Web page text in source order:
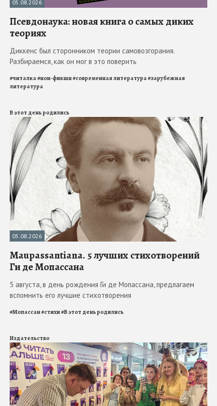
05.08.2026
Псевдонаука: новая книга о самых диких
теориях
Диккенс был сторонником теории самовозгорания.
Разбираемся, как он мог в это поверить
#читалка#нон-фикшн#современная литература#зарубежная
литература
В этот день родились
05.08.2026
Maupassantiana. 5 лучших стихотворений
Ги де Мопассана
5 августа, в день рождения Ги де Мопассана, предлагаем
вспомнить его лучшие стихотворения
#Мопассан#стихи#В этот день родились
Издательство